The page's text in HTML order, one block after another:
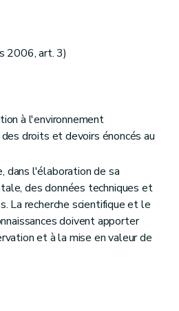
pour le développement durable
2006, art. 3)
à l'environnement
droits et devoirs énoncés au
dans l'élaboration de sa
des données techniques et
La recherche scientifique et le
doivent apporter
et à la mise en valeur de